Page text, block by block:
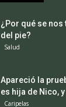
¿Por qué se
del pie?
Salud
Apareció la
es hija de Nico,
Caripelas